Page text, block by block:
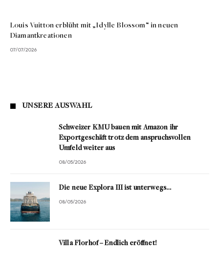
Louis Vuitton erblüht mit „Idylle Blossom“ in neuen
Diamantkreationen
07/07/2026
UNSERE AUSWAHL
Schweizer KMU bauen mit Amazon ihr
Exportgeschäft trotz dem anspruchsvollen
Umfeld weiter aus
08/05/2026
Die neue Explora III ist unterwegs…
08/05/2026
Villa Florhof – Endlich eröffnet!